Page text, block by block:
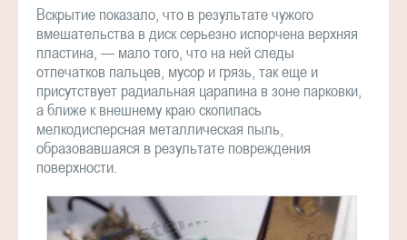
Вскрытие показало, что в результате чужого
вмешательства в диск серьезно испорчена верхняя
пластина, — мало того, что на ней следы
отпечатков пальцев, мусор и грязь, так еще и
присутствует радиальная царапина в зоне парковки,
а ближе к внешнему краю скопилась
мелкодисперсная металлическая пыль,
образовавшаяся в результате повреждения
поверхности.